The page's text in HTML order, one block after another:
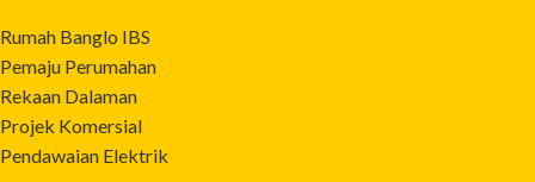
Rumah Banglo IBS
Pemaju Perumahan
Rekaan Dalaman
Projek Komersial
Pendawaian Elektrik